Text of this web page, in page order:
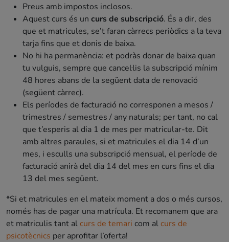
Preus amb impostos inclosos.
Aquest curs és un curs de subscripció. És a dir, des
que et matricules, se’t faran càrrecs periòdics a la teva
tarja fins que et donis de baixa.
No hi ha permanència: et podràs donar de baixa quan
tu vulguis, sempre que cancel·lis la subscripció mínim
48 hores abans de la següent data de renovació
(següent càrrec).
Els períodes de facturació no corresponen a mesos /
trimestres / semestres / any naturals; per tant, no cal
que t’esperis al dia 1 de mes per matricular-te. Dit
amb altres paraules, si et matricules el dia 14 d’un
mes, i esculls una subscripció mensual, el període de
facturació anirà del dia 14 del mes en curs fins el dia
13 del mes següent.
*Si et matricules en el mateix moment a dos o més cursos,
només has de pagar una matrícula. Et recomanem que ara
et matriculis tant alcurs de temari com alcurs de
psicotècnics per aprofitar l’oferta!